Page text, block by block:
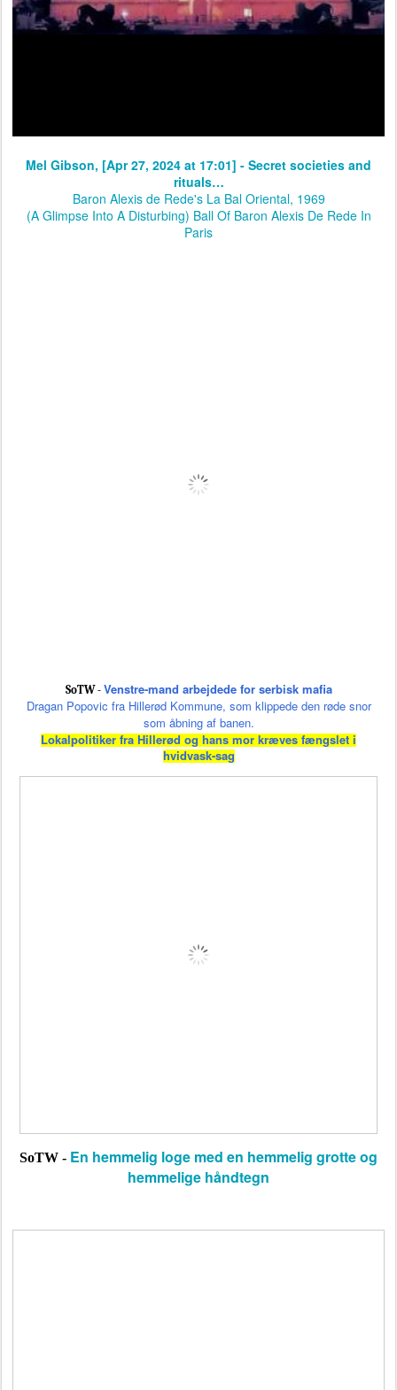
Mel Gibson, [Apr 27, 2024 at 17:01] - Secret societies and
rituals…
Baron Alexis de Rede's La Bal Oriental, 1969
(A Glimpse Into A Disturbing) Ball Of Baron Alexis De Rede In
Paris
SoTW - Venstre-mand arbejdede for serbisk mafia
Dragan Popovic fra Hillerød Kommune, som klippede den røde snor
som åbning af banen.
Lokalpolitiker fra Hillerød og hans mor kræves fængslet i
hvidvask-sag
SoTW - En hemmelig loge med en hemmelig grotte og
hemmelige håndtegn